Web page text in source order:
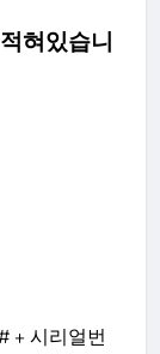
혀있습니
+ 시리얼번